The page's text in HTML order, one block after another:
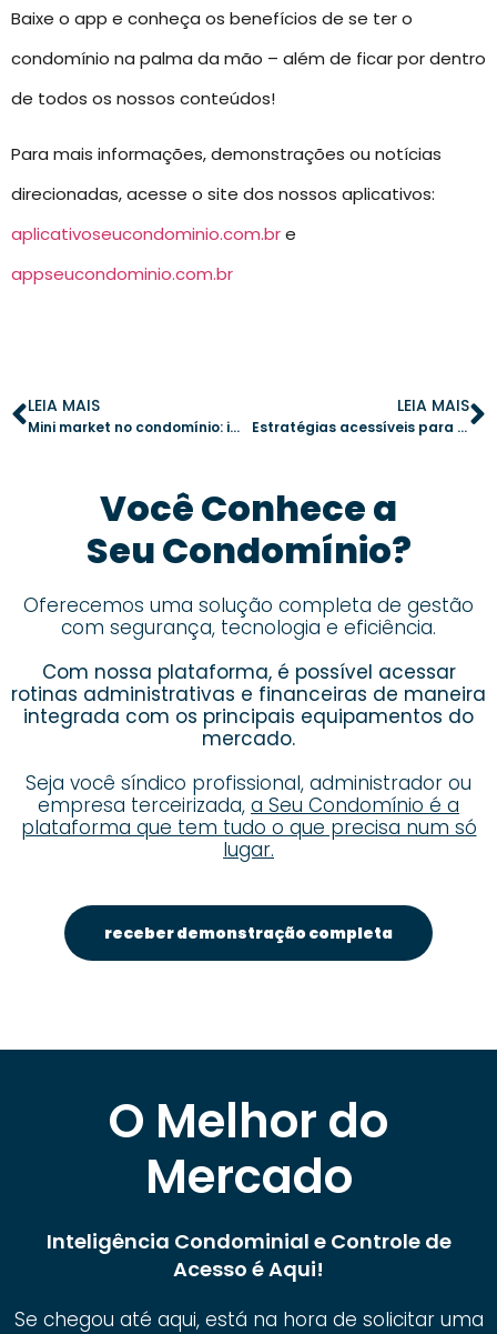
Baixe o app e conheça os benefícios de se ter o
condomínio na palma da mão – além de ficar por dentro
de todos os nossos conteúdos!
Para mais informações, demonstrações ou notícias
direcionadas, acesse o site dos nossos aplicativos:
aplicativoseucondominio.com.bre
appseucondominio.com.br
LEIA MAIS
Mini market no condomínio: inovação e comodidade para os moradores
LEIA MAIS
Estratégias acessíveis para melhorar o lazer no condomínio
Você Conhece a
Seu Condomínio?
Oferecemos uma solução completa de gestão
com segurança, tecnologia e eficiência.
Com nossa plataforma, é possível acessar
rotinas administrativas e financeiras de maneira
integrada com os principais equipamentos do
mercado.
Seja você síndico profissional, administrador ou
empresa terceirizada, a Seu Condomínio é a
plataforma que tem tudo o que precisa num só
lugar.
receber demonstração completa
O Melhor do
Mercado
Inteligência Condominial e Controle de
Acesso é Aqui!
Se chegou até aqui, está na hora de solicitar uma